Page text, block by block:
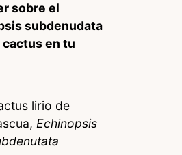
sobre el
subdenudata
en tu
lirio de
Echinopsis